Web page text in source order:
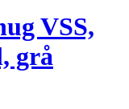
VSS,
grå